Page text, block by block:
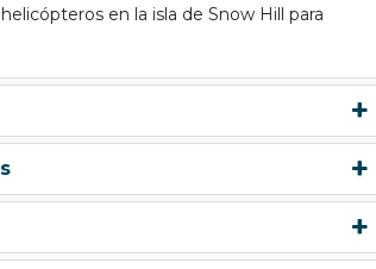
en la isla de Snow Hill para